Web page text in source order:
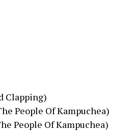
Clapping)
People Of Kampuchea)
People Of Kampuchea)